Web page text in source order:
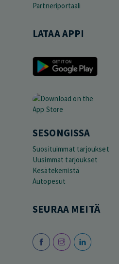
Partneriportaali
LATAA APPI
SESONGISSA
Suosituimmat tarjoukset
Uusimmat tarjoukset
Kesätekemistä
Autopesut
SEURAA MEITÄ